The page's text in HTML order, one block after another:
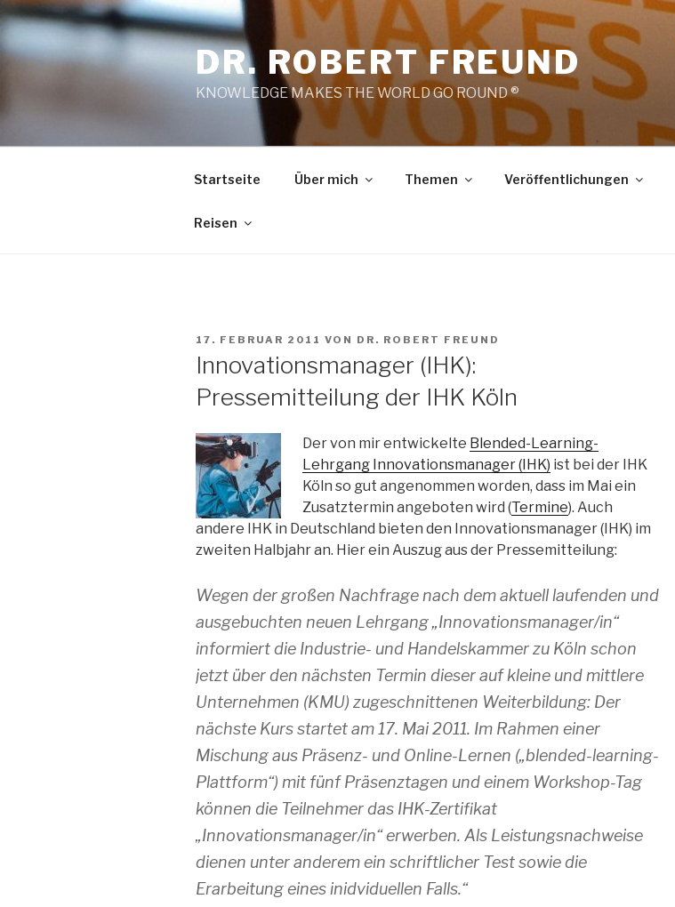
Zum
Inhalt
springen
DR. ROBERT FREUND
KNOWLEDGE MAKES THE WORLD GO ROUND ®
Startseite Über mich Themen Veröffentlichungen
Reisen
VERÖFFENTLICHT
17. FEBRUAR 2011 VON DR. ROBERT FREUND
Innovationsmanager (IHK):
Pressemitteilung der IHK Köln
Der von mir entwickelte Blended-Learning-
Lehrgang Innovationsmanager (IHK) ist bei der IHK
Köln so gut angenommen worden, dass im Mai ein
Zusatztermin angeboten wird (Termine). Auch
andere IHK in Deutschland bieten den Innovationsmanager (IHK) im
zweiten Halbjahr an. Hier ein Auszug aus der Pressemitteilung:
Wegen der großen Nachfrage nach dem aktuell laufenden und
ausgebuchten neuen Lehrgang „Innovationsmanager/in“
informiert die Industrie- und Handelskammer zu Köln schon
jetzt über den nächsten Termin dieser auf kleine und mittlere
Unternehmen (KMU) zugeschnittenen Weiterbildung: Der
nächste Kurs startet am 17. Mai 2011. Im Rahmen einer
Mischung aus Präsenz- und Online-Lernen („blended-learning-
Plattform“) mit fünf Präsenztagen und einem Workshop-Tag
können die Teilnehmer das IHK-Zertifikat
„Innovationsmanager/in“ erwerben. Als Leistungsnachweise
dienen unter anderem ein schriftlicher Test sowie die
Erarbeitung eines inidviduellen Falls.“